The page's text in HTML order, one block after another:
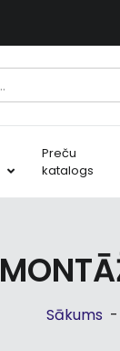
Preču
katalogs
Sākums -